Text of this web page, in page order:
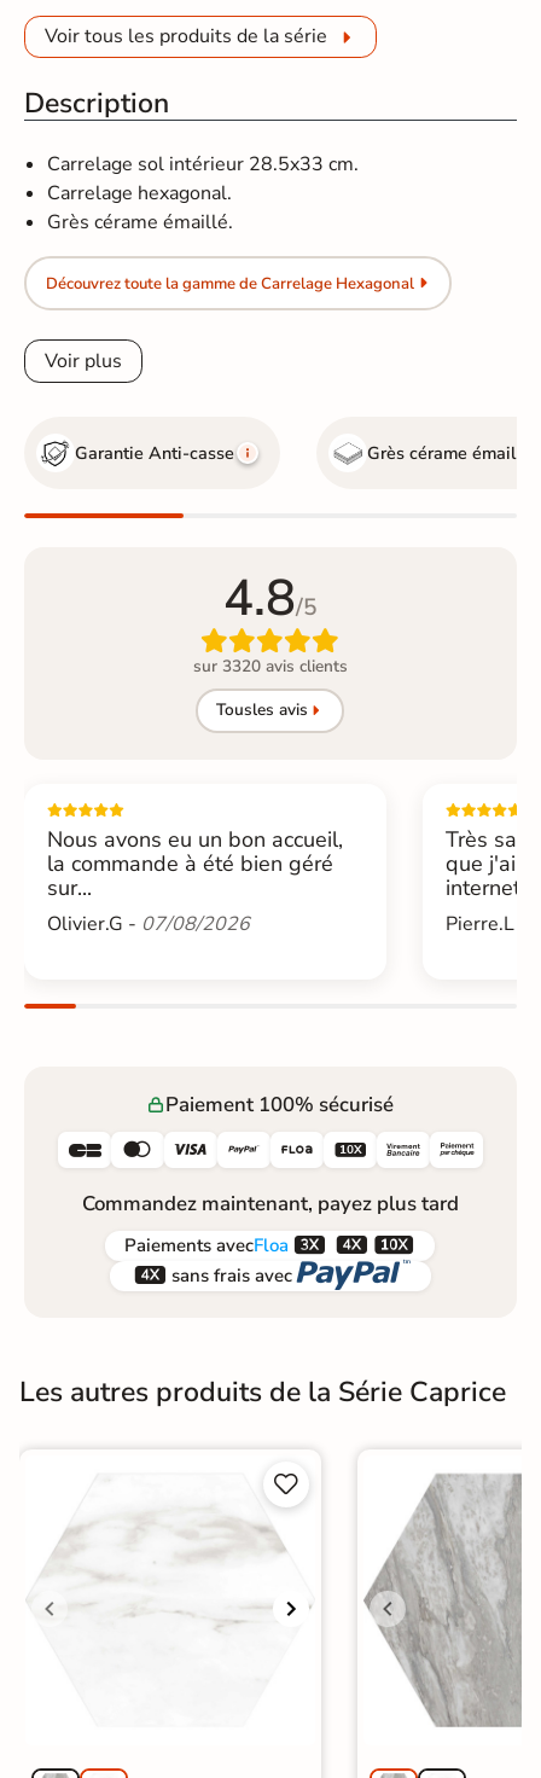
Voir tous les produits de la série
Description
Carrelage sol intérieur 28.5x33 cm.
Carrelage hexagonal.
Grès cérame émaillé.
Découvrez toute la gamme de Carrelage Hexagonal
Voir plus
Garantie Anti-casse Grès cérame émaillé
4.8/5

sur 3320 avis clients
Tousles avis
Nous avons eu un bon accueil,
la commande à été bien géré
sur...
Olivier.G - 07/08/2026
Très
que j'ai
internet....
Pierre.L -
Paiement 100% sécurisé
     
Commandez maintenant, payez plus tard
Paiements avecFloa  
 sans frais avec 
Les autres produits de la Série Caprice

